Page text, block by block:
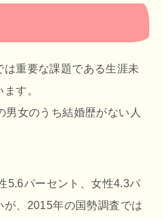
重要な課題である生涯未
す。
男女のうち結婚歴がない人
5.6パーセント、女性4.3パ
、2015年の国勢調査では